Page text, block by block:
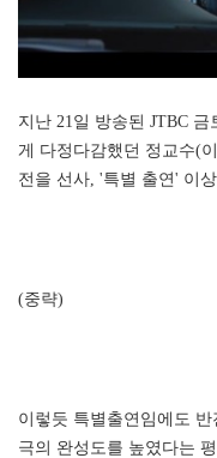
지난 21일 방송된 JTBC
게 다정다감했던 정교수(
전을 선사, '특별 출연' 이
(중략)
이렇듯 특별출연임에도
극의 완성도를 높였다는